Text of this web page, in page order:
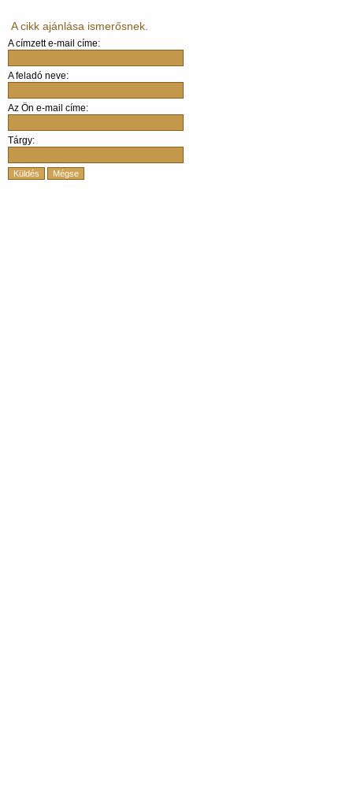
A cikk ajánlása ismerősnek.
A címzett e-mail címe:
A feladó neve:
Az Ön e-mail címe:
Tárgy:
Küldés Mégse